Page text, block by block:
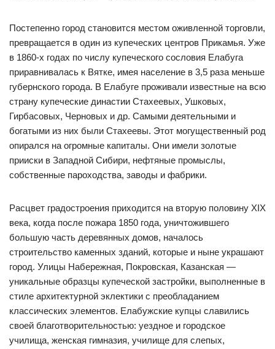
Постепенно город становится местом оживленной торговли,
превращается в один из купеческих центров Прикамья. Уже
в 1860-х годах по числу купеческого сословия Елабуга
приравнивалась к Вятке, имея население в 3,5 раза меньше
губернского города. В Елабуге проживали известные на всю
страну купеческие династии Стахеевых, Ушковых,
Гирбасовых, Черновых и др. Самыми деятельными и
богатыми из них были Стахеевы. Этот могущественный род
опирался на огромные капиталы. Они имели золотые
прииски в Западной Сибири, нефтяные промыслы,
собственные пароходства, заводы и фабрики.
Расцвет градостроения приходится на вторую половину XIX
века, когда после пожара 1850 года, уничтожившего
большую часть деревянных домов, началось
строительство каменных зданий, которые и ныне украшают
город. Улицы Набережная, Покровская, Казанская —
уникальные образцы купеческой застройки, выполненные в
стиле архитектурной эклектики с преобладанием
классических элементов. Елабужские купцы славились
своей благотворительностью: уездное и городское
училища, женская гимназия, училище для слепых,